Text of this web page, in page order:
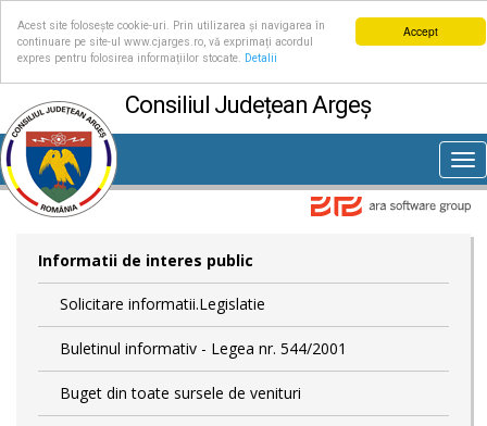
Accept
Acest site folosește cookie-uri. Prin utilizarea și navigarea în
continuare pe site-ul www.cjarges.ro, vă exprimați acordul
expres pentru folosirea informațiilor stocate.
Detalii
Consiliul Județean Argeș
Informatii de interes public
Solicitare informatii.Legislatie
Buletinul informativ - Legea nr. 544/2001
Buget din toate sursele de venituri